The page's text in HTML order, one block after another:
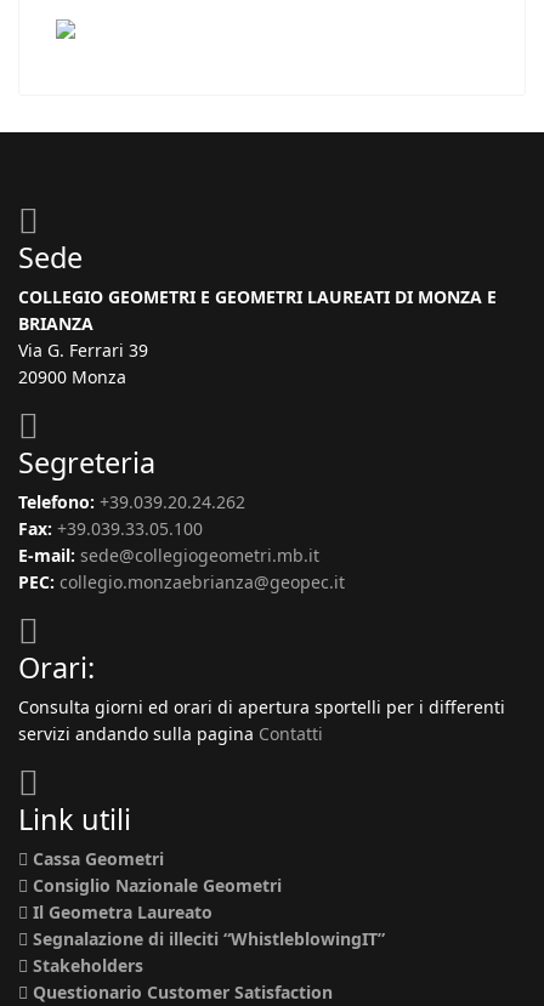
Sede
COLLEGIO GEOMETRI E GEOMETRI LAUREATI DI MONZA E
BRIANZA
Via G. Ferrari 39
20900 Monza
Segreteria
Telefono: +39.039.20.24.262
Fax: +39.039.33.05.100
E-mail: sede@collegiogeometri.mb.it
PEC: collegio.monzaebrianza@geopec.it
Orari:
Consulta giorni ed orari di apertura sportelli per i differenti
servizi andando sulla pagina Contatti
Link utili
Cassa Geometri
Consiglio Nazionale Geometri
Il Geometra Laureato
Segnalazione di illeciti “WhistleblowingIT”
Stakeholders
Questionario Customer Satisfaction